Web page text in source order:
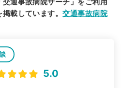
通事故病院サーチ」をご利用
掲載しています。交通事故病院
5.0